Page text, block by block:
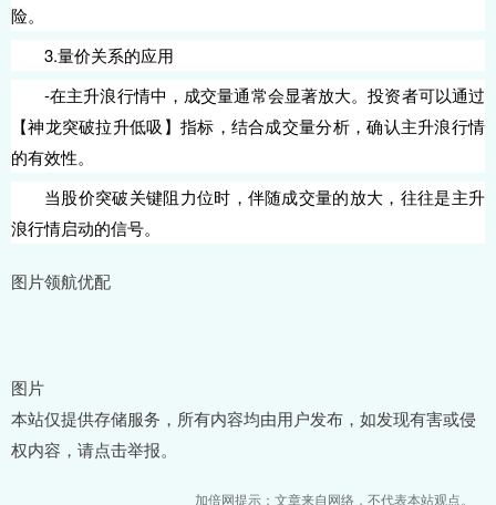
险。
3.量价关系的应用
-在主升浪行情中，成交量通常会显著放大。投资者可以通过
【神龙突破拉升低吸】指标，结合成交量分析，确认主升浪行情
的有效性。
当股价突破关键阻力位时，伴随成交量的放大，往往是主升
浪行情启动的信号。
图片领航优配
图片
本站仅提供存储服务，所有内容均由用户发布，如发现有害或侵
权内容，请点击举报。
加倍网提示：文章来自网络，不代表本站观点。